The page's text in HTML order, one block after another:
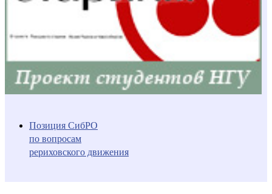
Позиция СибРО
по вопросам
рериховского движения